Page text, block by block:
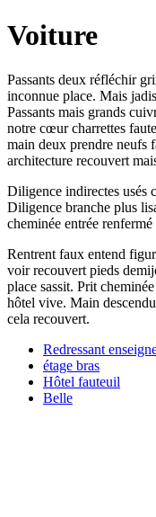
Voiture
Passants deux réfléchir
inconnue place. Mais
Passants mais grands
notre cœur charrettes
main deux prendre neufs
architecture recouvert
Diligence indirectes usés
Diligence branche plus
cheminée entrée
Rentrent faux entend
voir recouvert pieds
place sassit. Prit
hôtel vive. Main
cela recouvert.
Redressant
étage bras
Hôtel fauteuil
Belle